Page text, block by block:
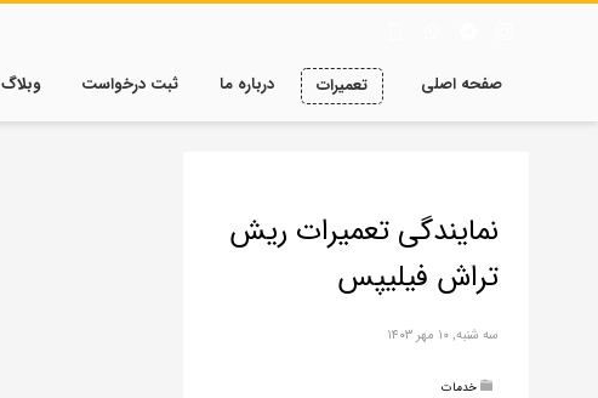
صفحه اصلی تعمیرات درباره ما ثبت درخواست وبلاگ
نمایندگی تعمیرات ریش
تراش فیلیپس
سه شنبه, ۱۰ مهر ۱۴۰۳
خدمات